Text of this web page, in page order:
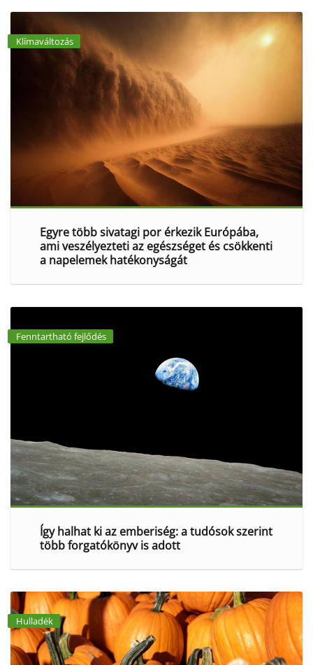
Klímaváltozás
Egyre több sivatagi por érkezik Európába,
ami veszélyezteti az egészséget és csökkenti
a napelemek hatékonyságát
Fenntartható fejlődés
Így halhat ki az emberiség: a tudósok szerint
több forgatókönyv is adott
Hulladék